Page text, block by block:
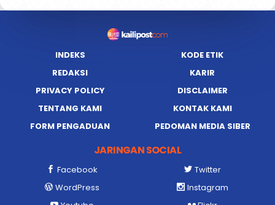
INDEKS
KODE ETIK
REDAKSI
KARIR
PRIVACY POLICY
DISCLAIMER
TENTANG KAMI
KONTAK KAMI
FORM PENGADUAN
PEDOMAN MEDIA SIBER
JARINGAN SOCIAL
Facebook
Twitter
WordPress
Instagram